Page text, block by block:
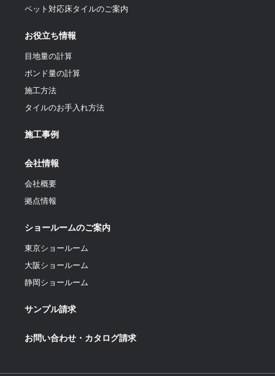
ペット対応床タイルのご案内
お役立ち情報
目地量の計算
ポンド量の計算
施工方法
タイルのお手入れ方法
施工事例
会社情報
会社概要
拠点情報
ショールームのご案内
東京ショールーム
大阪ショールーム
静岡ショールーム
サンプル請求
お問い合わせ・カタログ請求